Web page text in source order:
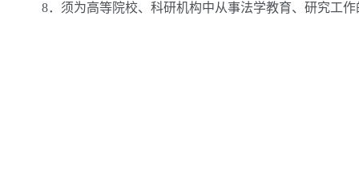
8．须为高等院校、科研机构中从事法学教育、研究工作